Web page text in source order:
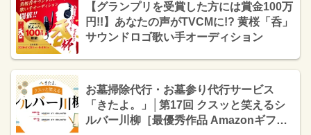
【グランプリを受賞した方には賞金100万
円!!】あなたの声がTVCMに!? 黄桜「呑」
サウンドロゴ歌い手オーディション
お墓掃除代行・お墓参り代行サービス
「きたよ。」│第17回 クスッと笑えるシ
ルバー川柳［最優秀作品 Amazonギフト